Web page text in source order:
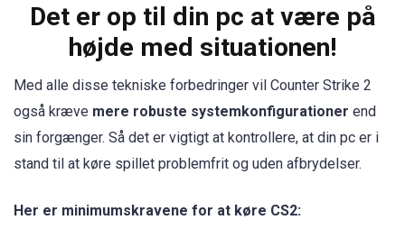
Det er op til din pc at være på
højde med situationen!
Med alle disse tekniske forbedringer vil Counter Strike 2
også kræve mere robuste systemkonfigurationer end
sin forgænger. Så det er vigtigt at kontrollere, at din pc er i
stand til at køre spillet problemfrit og uden afbrydelser.
Her er minimumskravene for at køre CS2: